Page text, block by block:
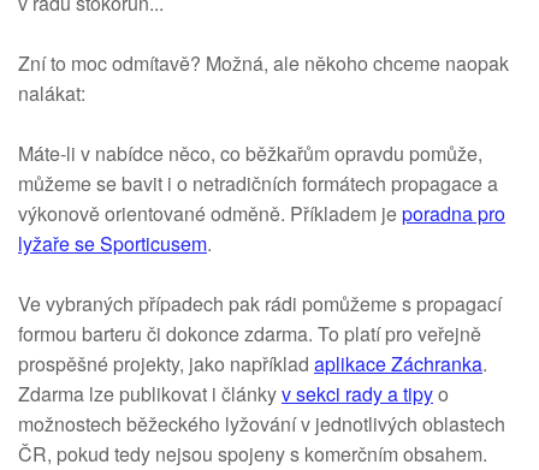
Zní to moc odmítavě? Možná, ale někoho chceme naopak
nalákat:
Máte-li v nabídce něco, co běžkařům opravdu pomůže,
můžeme se bavit i o netradičních formátech propagace a
výkonově orientované odměně. Příkladem jeporadna pro
lyžaře se Sporticusem.
Ve vybraných případech pak rádi pomůžeme s propagací
formou barteru či dokonce zdarma. To platí pro veřejně
prospěšné projekty, jako například aplikace Záchranka.
Zdarma lze publikovat i článkyv sekci rady a tipyo
možnostech běžeckého lyžování v jednotlivých oblastech
ČR, pokud tedy nejsou spojeny s komerčním obsahem.